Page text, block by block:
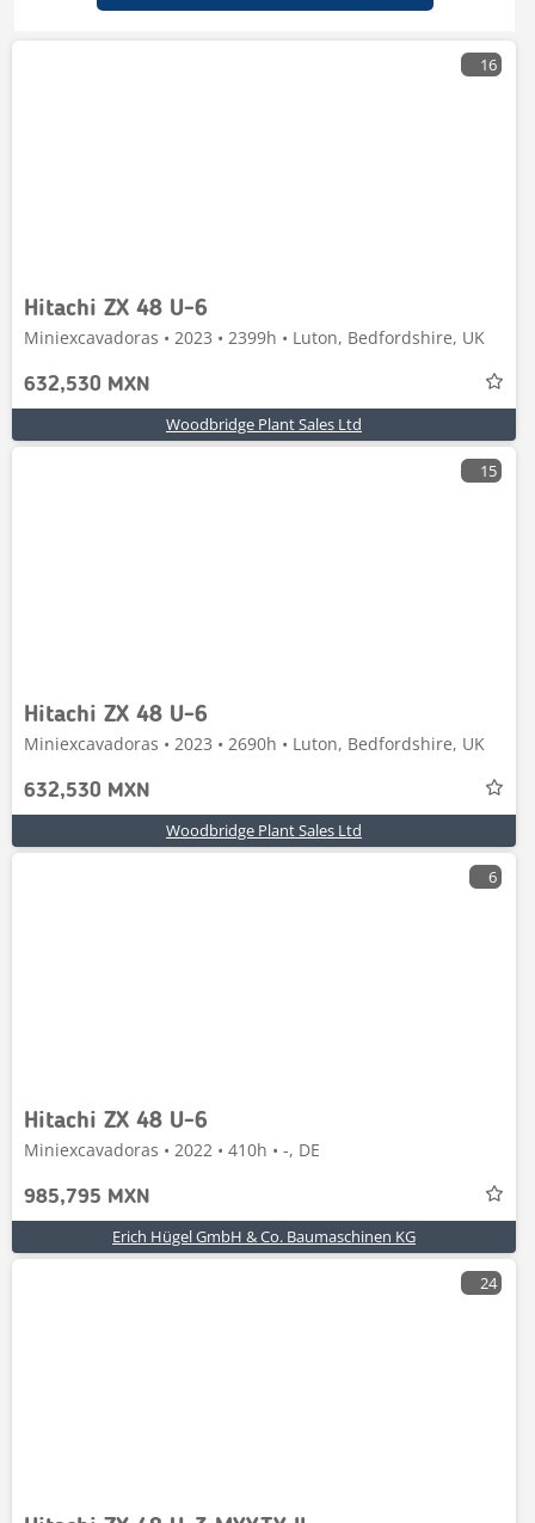
16
Hitachi ZX 48 U-6
Miniexcavadoras • 2023 • 2399h • Luton, Bedfordshire, UK
632,530 MXN
Woodbridge Plant Sales Ltd
15
Hitachi ZX 48 U-6
Miniexcavadoras • 2023 • 2690h • Luton, Bedfordshire, UK
632,530 MXN
Woodbridge Plant Sales Ltd
6
Hitachi ZX 48 U-6
Miniexcavadoras • 2022 • 410h • -, DE
985,795 MXN
Erich Hügel GmbH & Co. Baumaschinen KG
24